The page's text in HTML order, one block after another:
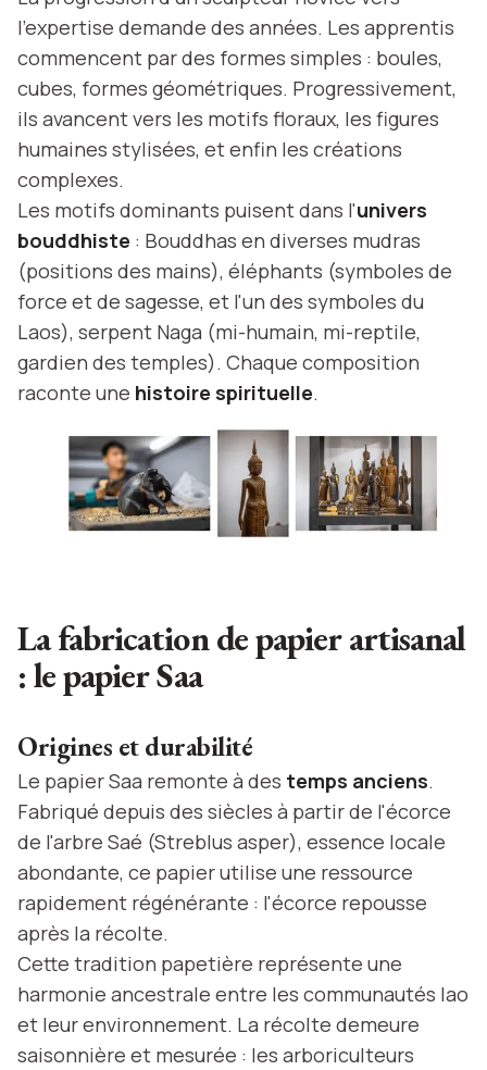
l'expertise demande des années. Les apprentis
commencent par des formes simples : boules,
cubes, formes géométriques. Progressivement,
ils avancent vers les motifs floraux, les figures
humaines stylisées, et enfin les créations
complexes.
Les motifs dominants puisent dans l'univers
bouddhiste : Bouddhas en diverses mudras
(positions des mains), éléphants (symboles de
force et de sagesse, et l'un des symboles du
Laos), serpent Naga (mi-humain, mi-reptile,
gardien des temples). Chaque composition
raconte une histoire spirituelle.
La fabrication de papier artisanal
: le papier Saa
Origines et durabilité
Le papier Saa remonte à des temps anciens.
Fabriqué depuis des siècles à partir de l'écorce
de l'arbre Saé (Streblus asper), essence locale
abondante, ce papier utilise une ressource
rapidement régénérante : l'écorce repousse
après la récolte.
Cette tradition papetière représente une
harmonie ancestrale entre les communautés lao
et leur environnement. La récolte demeure
saisonnière et mesurée : les arboriculteurs